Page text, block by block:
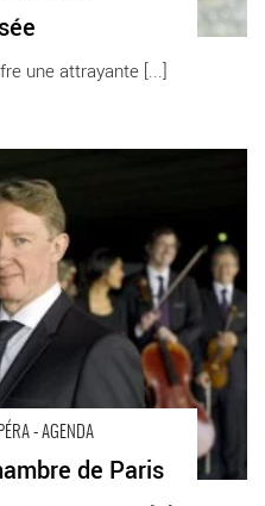
une attrayante [...]
- AGENDA
de Paris
Élysées